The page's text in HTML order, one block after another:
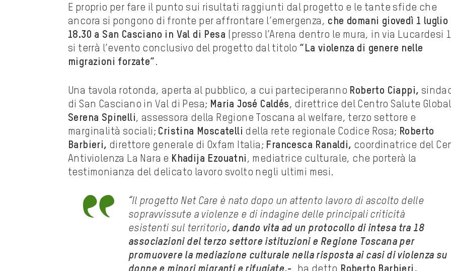
E proprio per fare il punto sui risultati raggiunti dal progetto e le tante sfide che
ancora si pongono di fronte per affrontare l’emergenza, che domani giovedì 1 luglio
18.30 a San Casciano in Val di Pesa (presso l’Arena dentro le mura, in via Lucardesi
si terrà l’evento conclusivo del progetto dal titolo “La violenza di genere nelle
migrazioni forzate” .
Una tavola rotonda, aperta al pubblico, a cui parteciperanno Roberto Ciappi,
di San Casciano in Val di Pesa; Maria José Caldés, direttrice del Centro Salute
Serena Spinelli, assessora della Regione Toscana al welfare, terzo settore e
marginalità sociali; Cristina Moscatelli della rete regionale Codice Rosa; Roberto
Barbieri, direttore generale di Oxfam Italia; Francesca Ranaldi, coordinatrice del
Antiviolenza La Nara e Khadija Ezouatni , mediatrice culturale, che porterà la
testimonianza del delicato lavoro svolto negli ultimi mesi.
“Il progetto Net Care è nato dopo un attento lavoro di ascolto delle
sopravvissute a violenze e di indagine delle principali criticità
esistenti sul territorio, dando vita ad un protocollo di intesa tra 18
associazioni del terzo settore istituzioni e Regione Toscana per
promuovere la mediazione culturale nella risposta ai casi di violenza su